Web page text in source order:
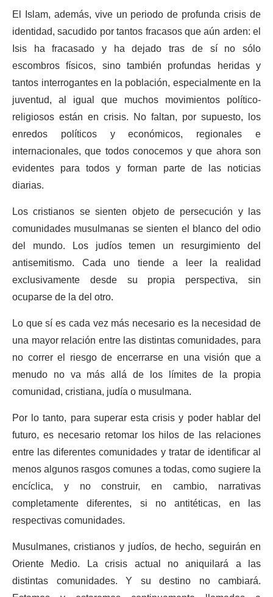
El Islam, además, vive un periodo de profunda crisis de
identidad, sacudido por tantos fracasos que aún arden: el
Isis ha fracasado y ha dejado tras de sí no sólo
escombros físicos, sino también profundas heridas y
tantos interrogantes en la población, especialmente en la
juventud, al igual que muchos movimientos político-
religiosos están en crisis. No faltan, por supuesto, los
enredos políticos y económicos, regionales e
internacionales, que todos conocemos y que ahora son
evidentes para todos y forman parte de las noticias
diarias.
Los cristianos se sienten objeto de persecución y las
comunidades musulmanas se sienten el blanco del odio
del mundo. Los judíos temen un resurgimiento del
antisemitismo. Cada uno tiende a leer la realidad
exclusivamente desde su propia perspectiva, sin
ocuparse de la del otro.
Lo que sí es cada vez más necesario es la necesidad de
una mayor relación entre las distintas comunidades, para
no correr el riesgo de encerrarse en una visión que a
menudo no va más allá de los límites de la propia
comunidad, cristiana, judía o musulmana.
Por lo tanto, para superar esta crisis y poder hablar del
futuro, es necesario retomar los hilos de las relaciones
entre las diferentes comunidades y tratar de identificar al
menos algunos rasgos comunes a todas, como sugiere la
encíclica, y no construir, en cambio, narrativas
completamente diferentes, si no antitéticas, en las
respectivas comunidades.
Musulmanes, cristianos y judíos, de hecho, seguirán en
Oriente Medio. La crisis actual no aniquilará a las
distintas comunidades. Y su destino no cambiará.